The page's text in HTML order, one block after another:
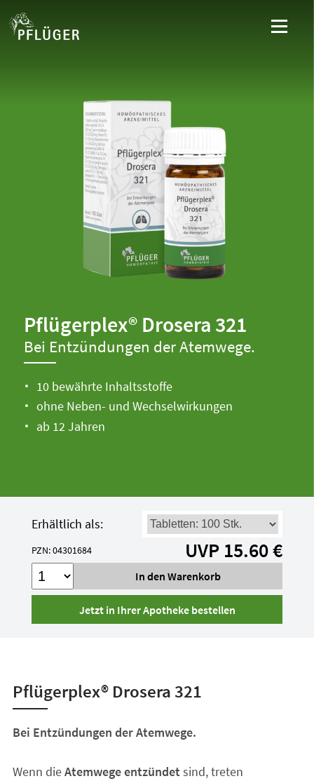
Pflügerplex® Drosera 321
Bei Entzündungen der Atemwege.
10 bewährte Inhaltsstoffe
ohne Neben- und Wechselwirkungen
ab 12 Jahren
Erhältlich als:
PZN: 04301684 UVP 15.60 €
Jetzt in Ihrer Apotheke bestellen
Pflügerplex® Drosera 321
Bei Entzündungen der Atemwege.
Wenn dieAtemwege entzündet sind, treten